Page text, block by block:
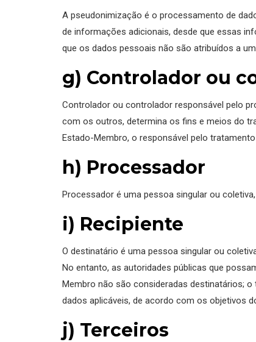
A pseudonimização é o processamento de
de informações adicionais, desde que essas
que os dados pessoais não são atribuídos a
g) Controlador ou
Controlador ou controlador responsável pelo
com os outros, determina os fins e meios do
Estado-Membro, o responsável pelo
h) Processador
Processador é uma pessoa singular ou
i) Recipiente
O destinatário é uma pessoa singular ou
No entanto, as autoridades públicas que
Membro não são consideradas destinatários;
dados aplicáveis, de acordo com os objetivos
j) Terceiros